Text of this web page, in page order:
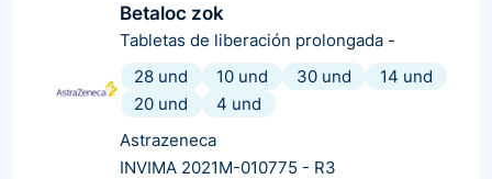
Betaloc zok
Tabletas de liberación prolongada -
28 und
10 und 30 und
14 und
20 und
4 und
Astrazeneca
INVIMA 2021M-010775 - R3